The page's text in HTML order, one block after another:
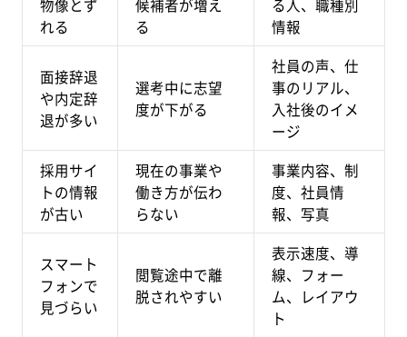
物像とず
れる
候補者が増え
る
る人、職種別
情報
面接辞退
や内定辞
退が多い
選考中に志望
度が下がる
社員の声、仕
事のリアル、
入社後のイメ
ージ
採用サイ
トの情報
が古い
現在の事業や
働き方が伝わ
らない
事業内容、制
度、社員情
報、写真
スマート
フォンで
見づらい
閲覧途中で離
脱されやすい
表示速度、導
線、フォー
ム、レイアウ
ト